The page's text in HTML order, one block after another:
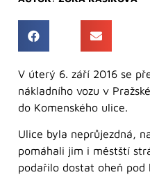
V úterý 6. září 2016 se
nákladního vozu v
do Komenského ulice.
Ulice byla neprůjezdná,
pomáhali jim i městští
podařilo dostat oheň pod